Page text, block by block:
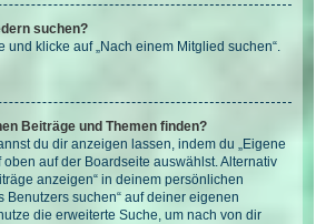
suchen?
und klicke auf „Nach einem Mitglied suchen“.
Beiträge und Themen finden?
du dir anzeigen lassen, indem du „Eigene
oben auf der Boardseite auswählst. Alternativ
anzeigen“ in deinem persönlichen
Benutzers suchen“ auf deiner eigenen
die erweiterte Suche, um nach von dir